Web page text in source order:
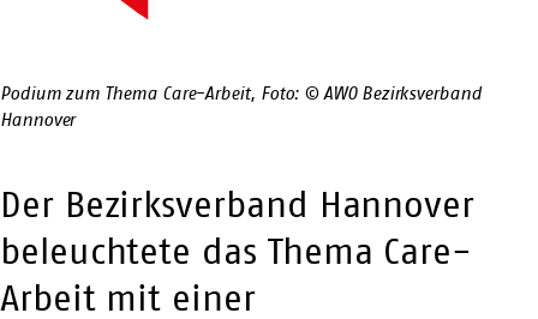
Podium zum Thema Care-Arbeit, Foto: © AWO Bezirksverband
Hannover
Der Bezirksverband Hannover
beleuchtete das Thema Care-
Arbeit mit einer